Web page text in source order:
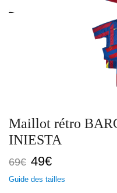
Maillot rétro
INIESTA
69€ Le
initial
49€Le
actuel
Guide des tailles